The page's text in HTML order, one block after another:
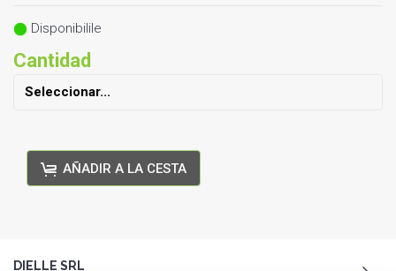
Disponibilile
Cantidad
AÑADIR A LA CESTA
DIELLE SRL